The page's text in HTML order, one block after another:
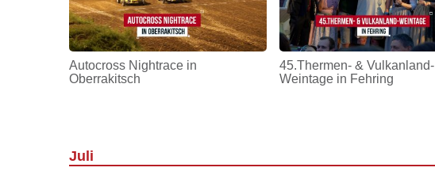
Autocross Nightrace in
Oberrakitsch
45.Thermen- & Vulkanland-
Weintage in Fehring
Juli